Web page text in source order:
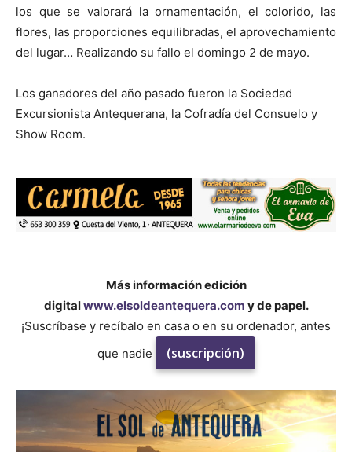
los que se valorará la ornamentación, el colorido, las
flores, las proporciones equilibradas, el aprovechamiento
del lugar… Realizando su fallo el domingo 2 de mayo.
Los ganadores del año pasado fueron la Sociedad
Excursionista Antequerana, la Cofradía del Consuelo y
Show Room.
Más información edición
digitalwww.elsoldeantequera.com y de papel.
¡Suscríbase y recíbalo en casa o en su ordenador, antes
que nadie
(suscripción)